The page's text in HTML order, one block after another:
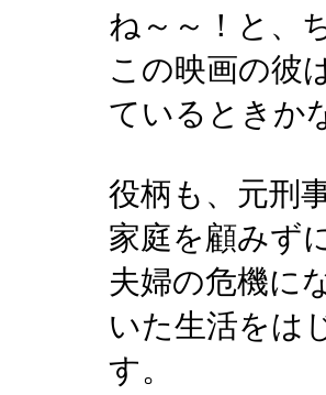
ね～～！と、
この映画の彼
ているときか
役柄も、元刑
家庭を顧みず
夫婦の危機に
いた生活をは
す。